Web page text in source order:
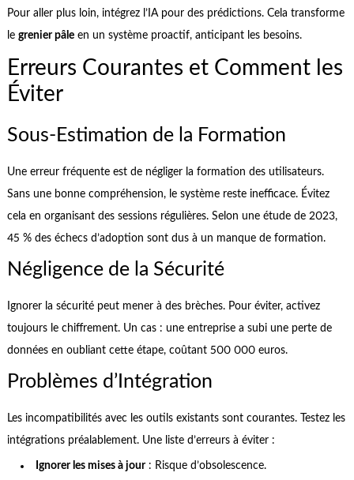
Pour aller plus loin, intégrez l’IA pour des prédictions. Cela transforme
le grenier pâleen un système proactif, anticipant les besoins.
Erreurs Courantes et Comment les
Éviter
Sous-Estimation de la Formation
Une erreur fréquente est de négliger la formation des utilisateurs.
Sans une bonne compréhension, le système reste inefficace. Évitez
cela en organisant des sessions régulières. Selon une étude de 2023,
45 % des échecs d’adoption sont dus à un manque de formation.
Négligence de la Sécurité
Ignorer la sécurité peut mener à des brèches. Pour éviter, activez
toujours le chiffrement. Un cas : une entreprise a subi une perte de
données en oubliant cette étape, coûtant 500 000 euros.
Problèmes d’Intégration
Les incompatibilités avec les outils existants sont courantes. Testez les
intégrations préalablement. Une liste d’erreurs à éviter :
Ignorer les mises à jour: Risque d’obsolescence.